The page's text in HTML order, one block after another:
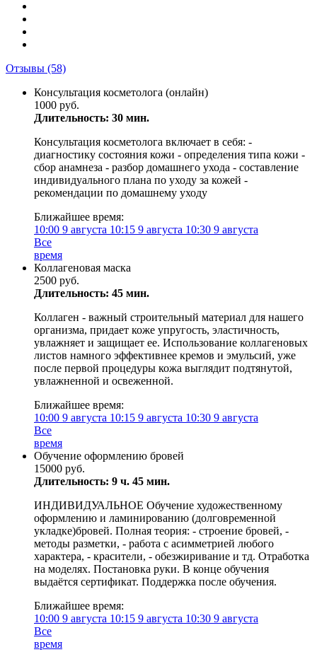
Отзывы (58)
Консультация косметолога (онлайн)
1000 руб.
Длительность: 30 мин.
Консультация косметолога включает в себя: -
диагностику состояния кожи - определения типа кожи -
сбор анамнеза - разбор домашнего ухода - составление
индивидуального плана по уходу за кожей -
рекомендации по домашнему уходу
Ближайшее время:
10:00 9 августа 10:15 9 августа 10:30 9 августа
Все
время
Коллагеновая маска
2500 руб.
Длительность: 45 мин.
Коллаген - важный строительный материал для нашего
организма, придает коже упругость, эластичность,
увлажняет и защищает ее. Использование коллагеновых
листов намного эффективнее кремов и эмульсий, уже
после первой процедуры кожа выглядит подтянутой,
увлажненной и освеженной.
Ближайшее время:
10:00 9 августа 10:15 9 августа 10:30 9 августа
Все
время
Обучение оформлению бровей
15000 руб.
Длительность: 9 ч. 45 мин.
ИНДИВИДУАЛЬНОЕ Обучение художественному
оформлению и ламинированию (долговременной
укладке)бровей. Полная теория: - строение бровей, -
методы разметки, - работа с асимметрией любого
характера, - красители, - обезжиривание и тд. Отработка
на моделях. Постановка руки. В конце обучения
выдаётся сертификат. Поддержка после обучения.
Ближайшее время:
10:00 9 августа 10:15 9 августа 10:30 9 августа
Все
время